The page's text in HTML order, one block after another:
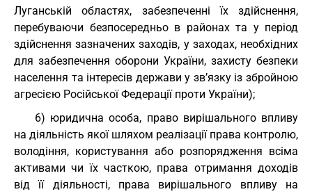
Луганській областях, забезпеченні їх здійснення,
перебуваючи безпосередньо в районах та у період
здійснення зазначених заходів, у заходах, необхідних
для забезпечення оборони України, захисту безпеки
населення та інтересів держави у зв’язку із збройною
агресією Російської Федерації проти України);
6) юридична особа, право вирішального впливу
на діяльність якої шляхом реалізації права контролю,
володіння, користування або розпорядження всіма
активами чи їх часткою, права отримання доходів
від її діяльності, права вирішального впливу на